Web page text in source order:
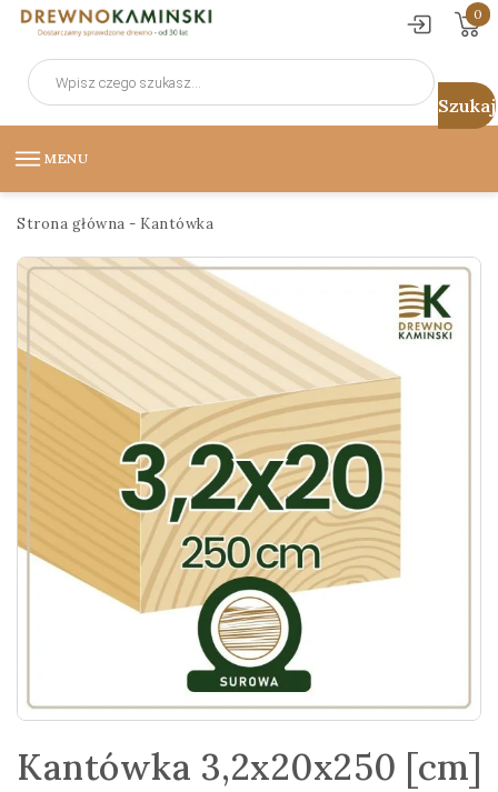
0
Wyszukiwarka
produktów
MENU
Strona główna - Kantówka
Kantówka 3,2x20x250 [cm]